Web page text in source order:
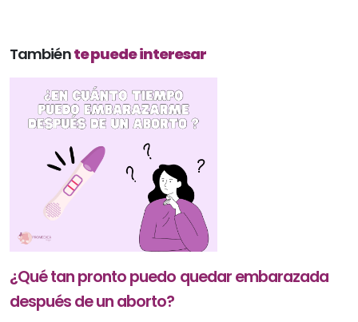
Tambiénte puede interesar
¿Qué tan pronto puedo quedar embarazada
después de un aborto?